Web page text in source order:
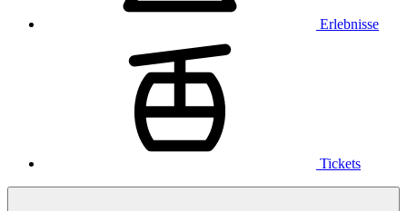
Erlebnisse
Tickets